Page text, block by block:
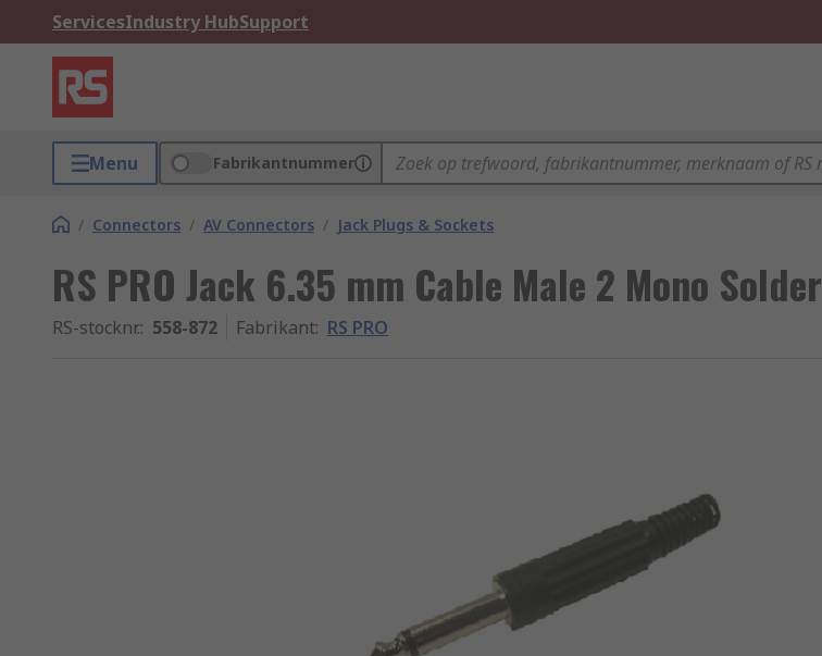
ServicesIndustry HubSupport
Menu Fabrikantnummer
/ Connectors / AV Connectors / Jack Plugs & Sockets
RS PRO Jack 6.35 mm Cable Male 2 Mono Solder
RS-stocknr.: 558-872 Fabrikant: RS PRO